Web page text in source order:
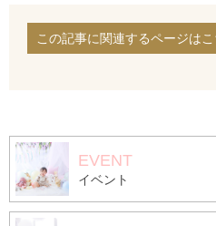
この記事に関連するページはこ
EVENT
イベント